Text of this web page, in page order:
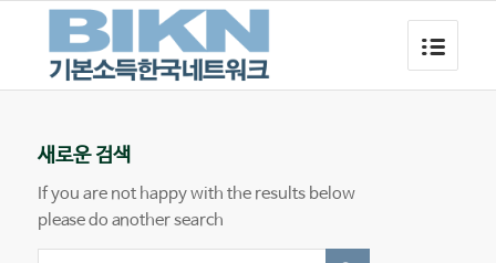
새로운 검색
If you are not happy with the results below
please do another search